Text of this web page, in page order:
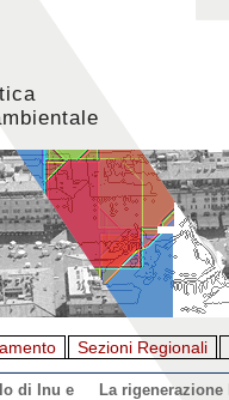
Sezioni Regionali
di Inu e
La